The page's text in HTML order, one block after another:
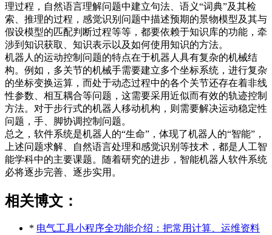
理过程，自然语言理解问题中建立句法、语义“词典”及其检
索、推理的过程，感觉识别问题中描述预期的景物模型及其与
假设模型的匹配判断过程等等，都要依赖于知识库的功能，牵
涉到知识获取、知识表示以及如何使用知识的方法。
机器人的运动控制问题的特点在于机器人具有复杂的机械结
构。例如，多关节的机械手需要建立多个坐标系统，进行复杂
的坐标变换运算，而处于动态过程中的各个关节还存在着非线
性参数、相互耦合等问题，这需要采用近似而有效的轨迹控制
方法。对于步行式的机器人移动机构，则需要解决运动稳定性
问题，手、脚协调控制问题。
总之，软件系统是机器人的“生命”，体现了机器人的“智能”，
上述问题求解、自然语言处理和感觉识别等技术，都是人工智
能学科中的主要课题。随着研究的进步，智能机器人软件系统
必将逐步完善、逐步实用。
相关博文：
* 电气工具小程序全功能介绍：把常用计算、运维资料